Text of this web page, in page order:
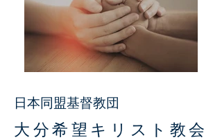
​日本同盟基督教団
大分希望キリスト教会